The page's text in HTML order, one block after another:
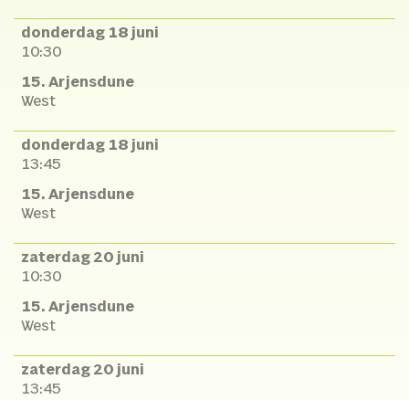
donderdag 18 juni
10:30
15. Arjensdune
West
donderdag 18 juni
13:45
15. Arjensdune
West
zaterdag 20 juni
10:30
15. Arjensdune
West
zaterdag 20 juni
13:45